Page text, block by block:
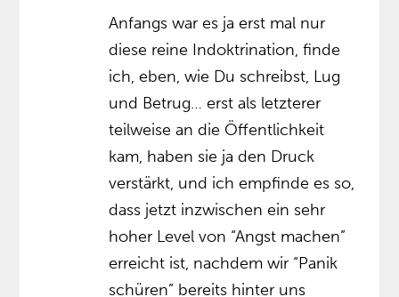
Anfangs war es ja erst mal nur
diese reine Indoktrination, finde
ich, eben, wie Du schreibst, Lug
und Betrug… erst als letzterer
teilweise an die Öffentlichkeit
kam, haben sie ja den Druck
verstärkt, und ich empfinde es so,
dass jetzt inzwischen ein sehr
hoher Level von “Angst machen”
erreicht ist, nachdem wir “Panik
schüren” bereits hinter uns